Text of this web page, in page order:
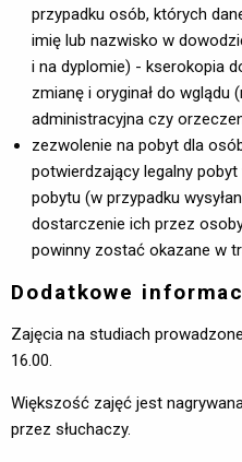
przypadku osób, których
imię lub nazwisko w
i na dyplomie) - kserokopia
zmianę i oryginał do wglądu
administracyjna czy
zezwolenie na pobyt dla
potwierdzający legalny
pobytu (w przypadku
dostarczenie ich przez
powinny zostać okazane w
Dodatkowe
Zajęcia na studiach
16.00.
Większość zajęć jest
przez słuchaczy.